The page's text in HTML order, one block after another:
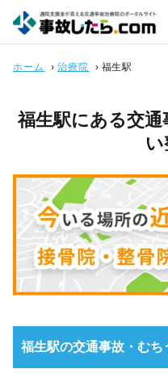
ホーム › 治療院 › 福生駅
福生駅にある交
い
福生駅の交通事故・むち